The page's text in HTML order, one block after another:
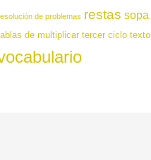
de problemas restas sopa
de multiplicar tercer ciclo